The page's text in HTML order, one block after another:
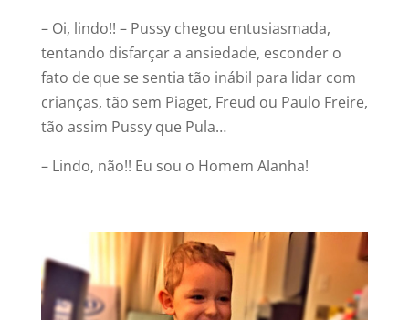
– Oi, lindo!! – Pussy chegou entusiasmada,
tentando disfarçar a ansiedade, esconder o
fato de que se sentia tão inábil para lidar com
crianças, tão sem Piaget, Freud ou Paulo Freire,
tão assim Pussy que Pula…
– Lindo, não!! Eu sou o Homem Alanha!